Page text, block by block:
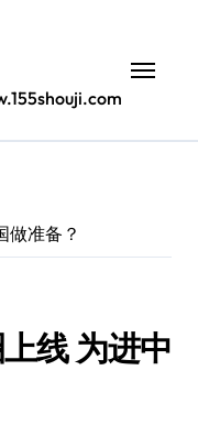
做准备？
线 为进中